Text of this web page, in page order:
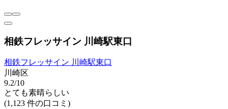
相鉄フレッサイン 川崎駅東口
相鉄フレッサイン 川崎駅東口
川崎区
9.2/10
とても素晴らしい
(1,123 件の口コミ)